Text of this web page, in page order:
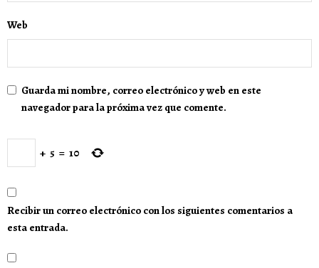
Web
Guarda mi nombre, correo electrónico y web en este
navegador para la próxima vez que comente.
+ 5 = 10
Recibir un correo electrónico con los siguientes comentarios a
esta entrada.